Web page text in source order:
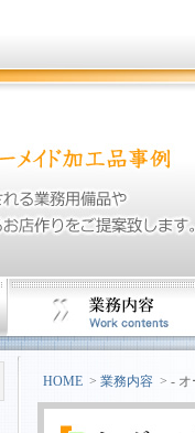
HOME > 業務内容 > -